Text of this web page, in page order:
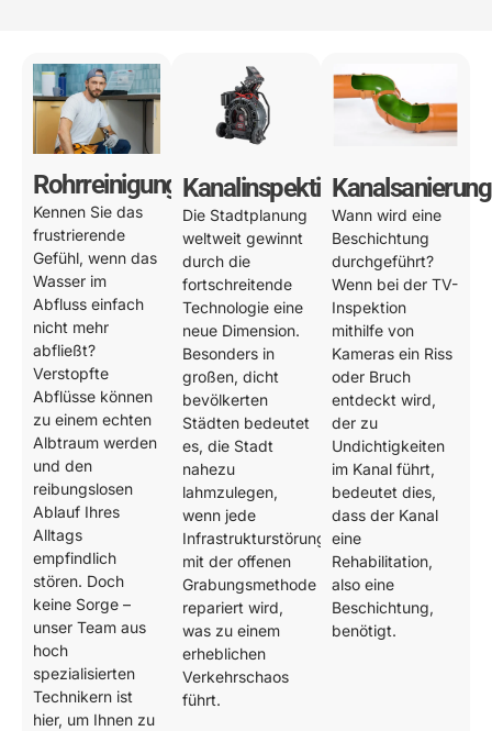
Rohrreinigung
Kennen Sie das
frustrierende
Gefühl, wenn das
Wasser im
Abfluss einfach
nicht mehr
abfließt?
Verstopfte
Abflüsse können
zu einem echten
Albtraum werden
und den
reibungslosen
Ablauf Ihres
Alltags
empfindlich
stören. Doch
keine Sorge –
unser Team aus
hoch
spezialisierten
Technikern ist
hier, um Ihnen zu
Kanalinspektion
Die Stadtplanung
weltweit gewinnt
durch die
fortschreitende
Technologie eine
neue Dimension.
Besonders in
großen, dicht
bevölkerten
Städten bedeutet
es, die Stadt
nahezu
lahmzulegen,
wenn jede
Infrastrukturstörung
mit der offenen
Grabungsmethode
repariert wird,
was zu einem
erheblichen
Verkehrschaos
führt.
Kanalsanierung
Wann wird eine
Beschichtung
durchgeführt?
Wenn bei der TV-
Inspektion
mithilfe von
Kameras ein Riss
oder Bruch
entdeckt wird,
der zu
Undichtigkeiten
im Kanal führt,
bedeutet dies,
dass der Kanal
eine
Rehabilitation,
also eine
Beschichtung,
benötigt.